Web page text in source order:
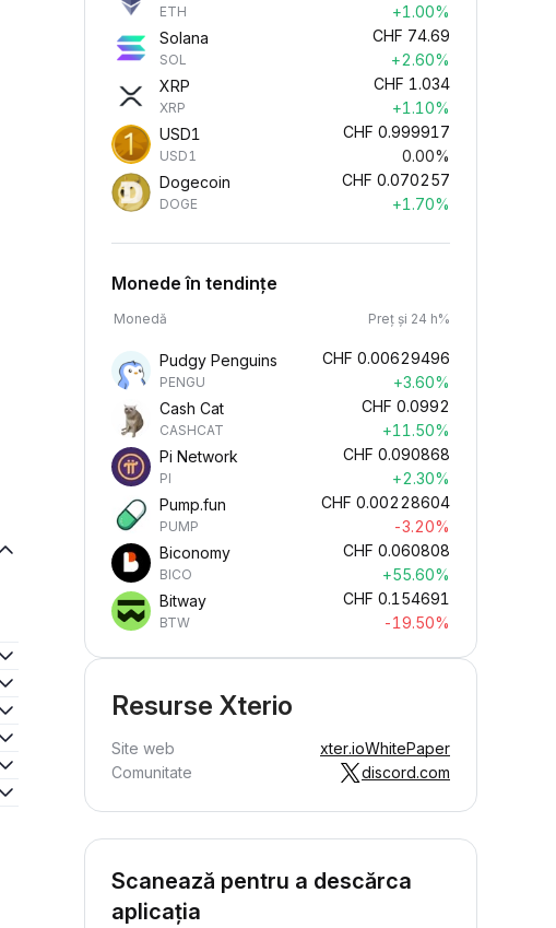
ETH
+1.00%
Solana
SOL
CHF 74.69
+2.60%
XRP
XRP
CHF 1.034
+1.10%
USD1
USD1
CHF 0.999917
0.00%
Dogecoin
DOGE
CHF 0.070257
+1.70%
Monede în tendințe
Monedă Preț și 24 h%
Pudgy Penguins
PENGU
CHF 0.00629496
+3.60%
Cash Cat
CASHCAT
CHF 0.0992
+11.50%
Pi Network
PI
CHF 0.090868
+2.30%
Pump.fun
PUMP
CHF 0.00228604
-3.20%
Biconomy
BICO
CHF 0.060808
+55.60%
Bitway
BTW
CHF 0.154691
-19.50%
Resurse Xterio
Site web xter.ioWhitePaper
Comunitate
discord.com
Scanează pentru a descărca
aplicația